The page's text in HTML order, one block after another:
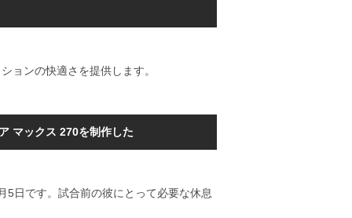
ョンの快適さを提供します。
マックス 270を制作した
日です。試合前の彼にとって必要な休息